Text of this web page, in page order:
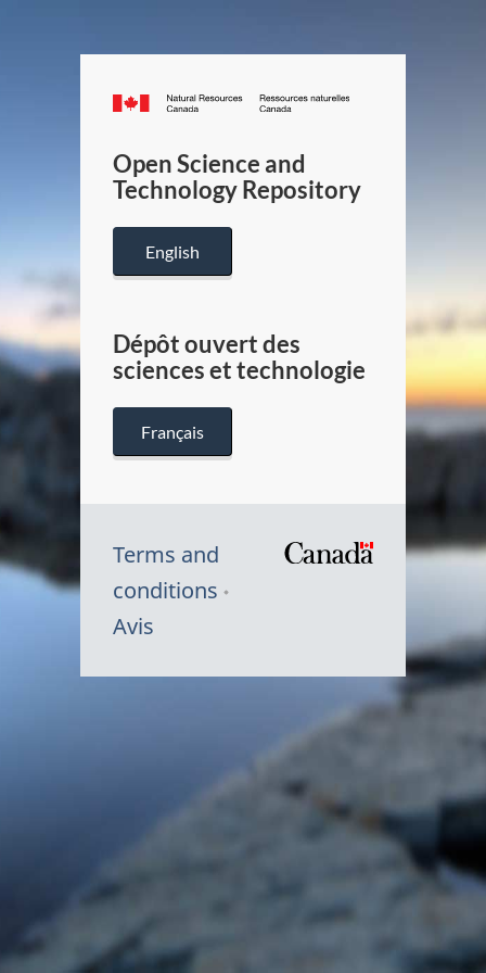
Canada.ca
/
Canada
Open Science and
Technology Repository
English
Dépôt ouvert des
sciences et technologie
Français
Terms and
conditions
Avis
du